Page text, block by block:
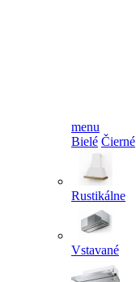
menu
Bielé Čierné
Rustikálne
Vstavané